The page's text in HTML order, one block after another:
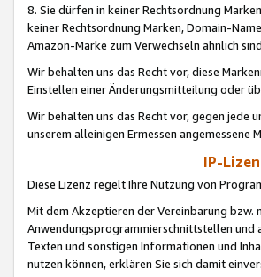
8. Sie dürfen in keiner Rechtsordnung
keiner Rechtsordnung Marken, Domain-
Amazon-Marke zum Verwechseln ähnlich
Wir behalten uns das Recht vor, diese
Einstellen einer Änderungsmitteilung oder
Wir behalten uns das Recht vor, gegen jede
unserem alleinigen Ermessen angemessene
IP-
Diese Lizenz regelt Ihre Nutzung von
Mit dem Akzeptieren der Vereinbarung
Anwendungsprogrammierschnittstellen und
Texten und sonstigen Informationen und
nutzen können, erklären Sie sich damit